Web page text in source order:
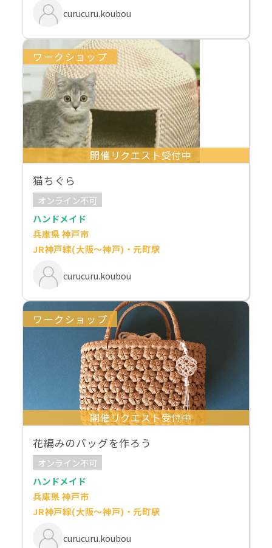
curucuru.koubou
ワークショップ
開催リクエスト受付中
猫ちぐら
オンライン不可
ハンドメイド
兵庫県 神戸市
JR神戸線(大阪～神戸)・元町駅
curucuru.koubou
ワークショップ
開催リクエスト受付中
花編みのバッグを作ろう
オンライン不可
ハンドメイド
兵庫県 神戸市
JR神戸線(大阪～神戸)・元町駅
curucuru.koubou